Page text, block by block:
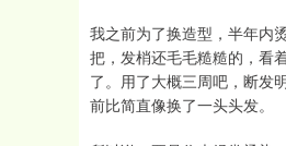
我之前为了换造型，半年内
把，发梢还毛毛糙糙的，看
了。用了大概三周吧，断发
前比简直像换了一头头发。